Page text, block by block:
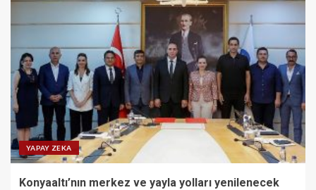
YAPAY ZEKA
Konyaaltı’nın merkez ve yayla yolları yenilenecek